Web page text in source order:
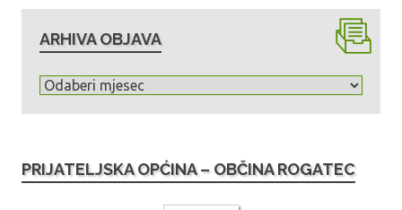
ARHIVA OBJAVA
A
v
PRIJATELJSKA OPĆINA – OBČINA ROGATEC